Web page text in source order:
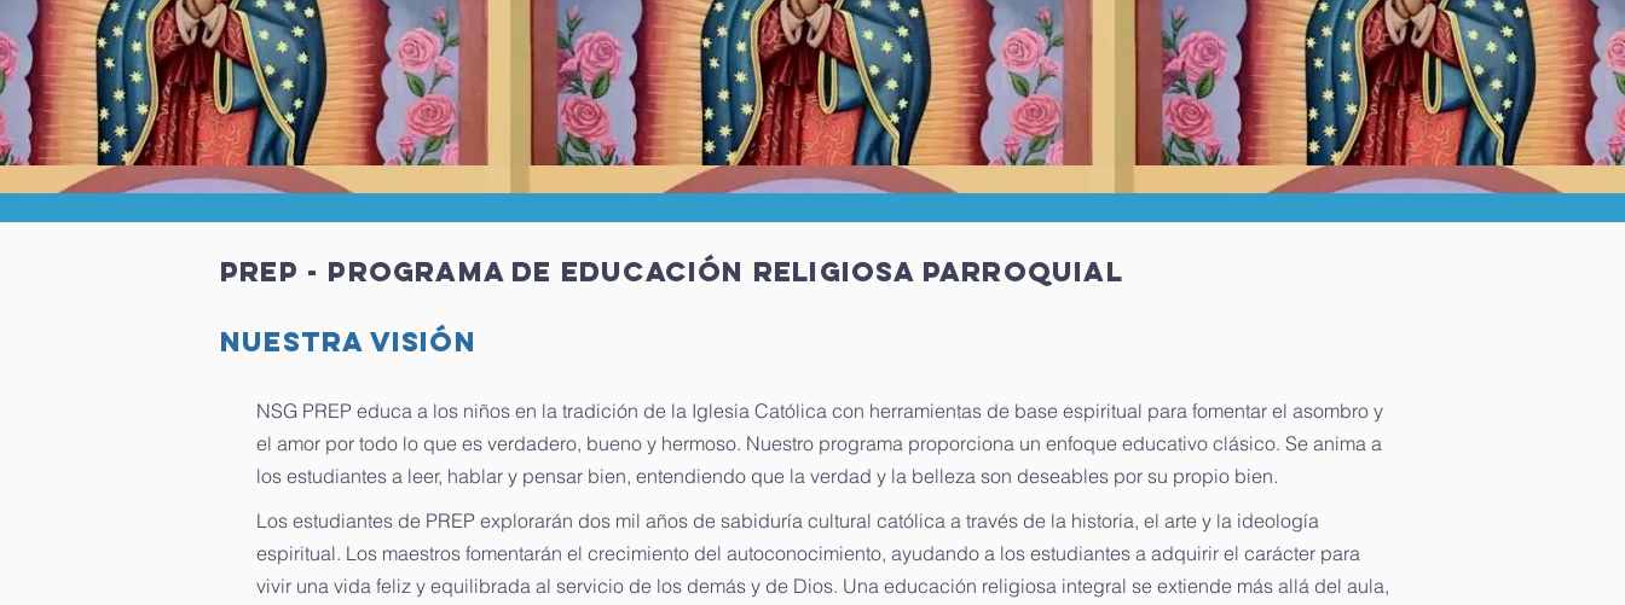
PREP - Programa de educación religiosa parroquial
Nuestra visión
NSG PREP educa a los niños en la tradición de la Iglesia Católica con herramientas de base espiritual para fomentar el asombro y
el amor por todo lo que es verdadero, bueno y hermoso. Nuestro programa proporciona un enfoque educativo clásico. Se anima a
los estudiantes a leer, hablar y pensar bien, entendiendo que la verdad y la belleza son deseables por su propio bien.
Los estudiantes de PREP explorarán dos mil años de sabiduría cultural católica a través de la historia, el arte y la ideología
espiritual. Los maestros fomentarán el crecimiento del autoconocimiento, ayudando a los estudiantes a adquirir el carácter para
vivir una vida feliz y equilibrada al servicio de los demás y de Dios. Una educación religiosa integral se extiende más allá del aula,